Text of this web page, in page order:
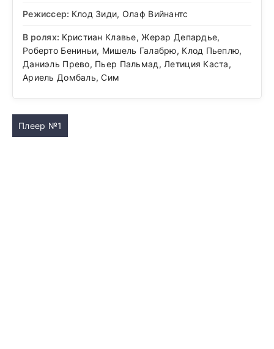
Режиссер: Клод Зиди, Олаф Вийнантс
В ролях: Кристиан Клавье, Жерар Депардье,
Роберто Бениньи, Мишель Галабрю, Клод Пьеплю,
Даниэль Прево, Пьер Пальмад, Летиция Каста,
Ариель Домбаль, Сим
Плеер №1